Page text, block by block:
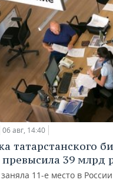
06 авг, 14:40
татарстанского
39 млрд
11-е место в